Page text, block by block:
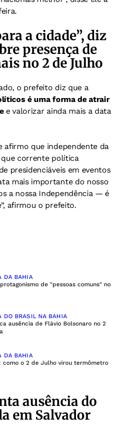
a cidade”, diz
presença de
no 2 de Julho
o prefeito diz que a
é uma forma de atrair
e valorizar ainda mais a data
afirmo que independente da
corrente política
presidenciáveis em eventos
mais importante do nosso
a nossa Independência — é
afirmou o prefeito.
DA BAHIA
de "pessoas comuns" no
DO BRASIL NA BAHIA
ausência de Flávio Bolsonaro no 2
DA BAHIA
como o 2 de Julho virou termômetro
ausência do
em Salvador